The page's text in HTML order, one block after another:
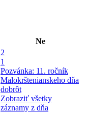
Ne
2
1
Pozvánka: 11. ročník
Malokrštenianskeho dňa
dobrôt
Zobraziť všetky
záznamy z dňa